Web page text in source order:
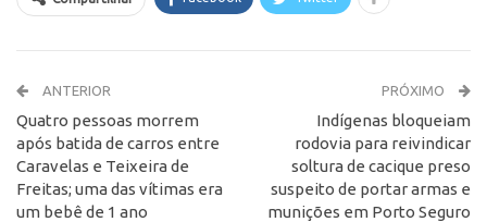
ANTERIOR
Quatro pessoas morrem
após batida de carros entre
Caravelas e Teixeira de
Freitas; uma das vítimas era
um bebê de 1 ano
PRÓXIMO
Indígenas bloqueiam
rodovia para reivindicar
soltura de cacique preso
suspeito de portar armas e
munições em Porto Seguro